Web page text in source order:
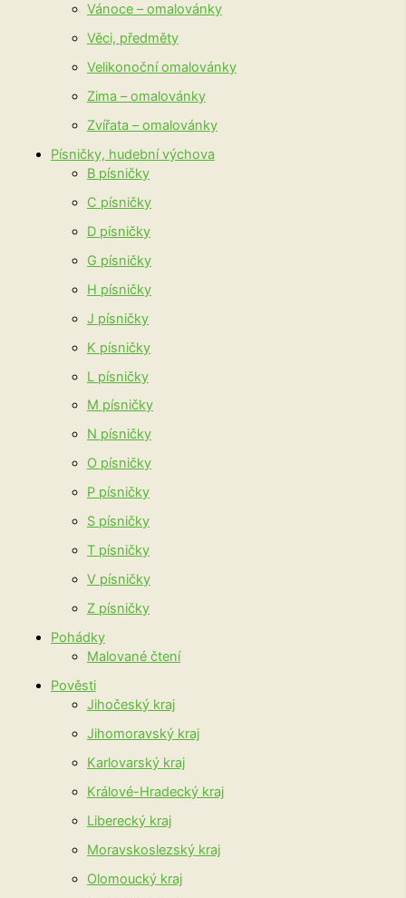
Vánoce – omalovánky
Věci, předměty
Velikonoční omalovánky
Zima – omalovánky
Zvířata – omalovánky
Písničky, hudební výchova
B písničky
C písničky
D písničky
G písničky
H písničky
J písničky
K písničky
L písničky
M písničky
N písničky
O písničky
P písničky
S písničky
T písničky
V písničky
Z písničky
Pohádky
Malované čtení
Pověsti
Jihočeský kraj
Jihomoravský kraj
Karlovarský kraj
Králové-Hradecký kraj
Liberecký kraj
Moravskoslezský kraj
Olomoucký kraj